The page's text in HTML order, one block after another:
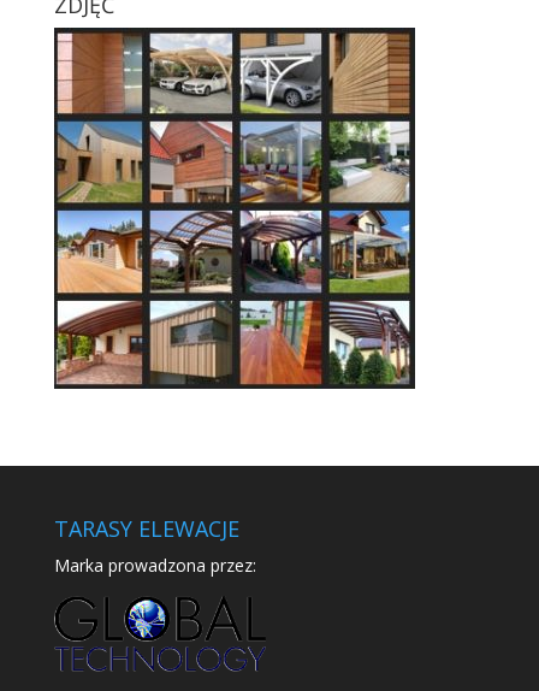
TARASY ELEWACJE
Marka prowadzona przez: